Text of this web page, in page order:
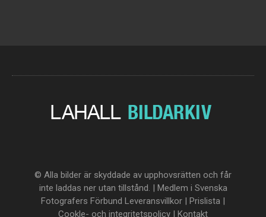
© Alla bilder är skyddade av upphovsrätten och får
inte laddas ner utan tillstånd. | Medlem i Svenska
Fotografers Förbund Leveransvillkor | Prislista |
Cookle- och integritetspolicy | Kontakt